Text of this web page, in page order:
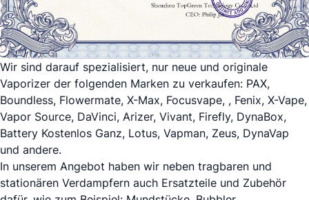
Wir sind darauf spezialisiert, nur neue und originale
Vaporizer der folgenden Marken zu verkaufen: PAX,
Boundless, Flowermate, X-Max, Focusvape, , Fenix, X-Vape,
Vapor Source, DaVinci, Arizer, Vivant, Firefly, DynaBox,
Battery Kostenlos Ganz, Lotus, Vapman, Zeus, DynaVap
und andere.
In unserem Angebot haben wir neben tragbaren und
stationären Verdampfern auch Ersatzteile und Zubehör